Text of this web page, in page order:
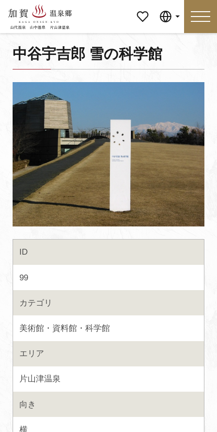
ージ
特集
見どころ 食べる
おみやげ イベント
泊まる アクセス
マイページ
加賀に泊まって！北陸巡り♪
ご当地グルメ
加賀 旅先納税
Language
中谷宇吉郎 雪の科学館
ID
99
カテゴリ
美術館・資料館・科学館
エリア
片山津温泉
向き
横